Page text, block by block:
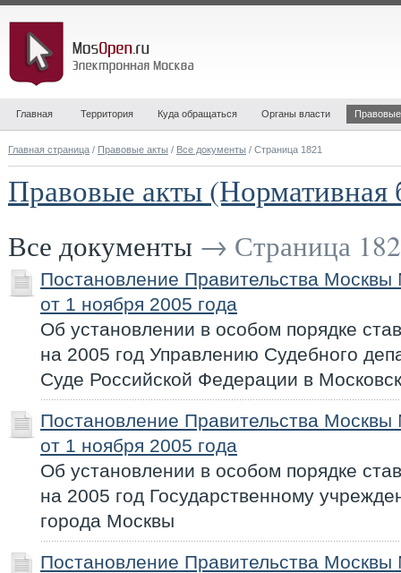
Главная Территория Куда обращаться Органы власти
Главная страница / Правовые акты / Все документы / Страница 1821
Правовые акты (Нормативная
Все документы → Страница
Постановление Правительства
от 1 ноября 2005 года
Об установлении в особом порядке
на 2005 год Управлению Судебного
Суде Российской Федерации в
Постановление Правительства
от 1 ноября 2005 года
Об установлении в особом порядке
на 2005 год Государственному
города Москвы
Постановление Правительства